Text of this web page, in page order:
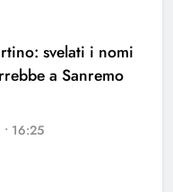
svelati i nomi
a Sanremo
16:25